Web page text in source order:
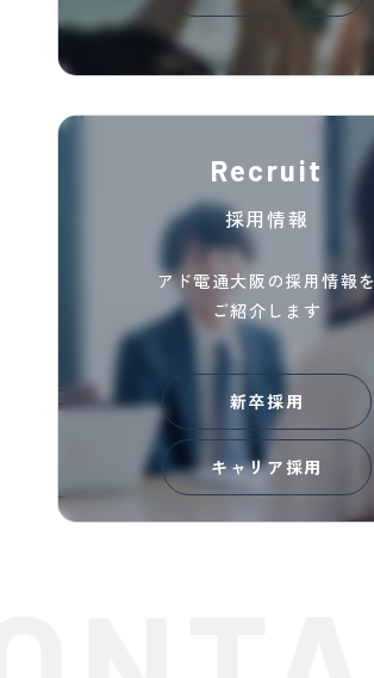
Recruit
採用情報
アド電通大阪の採用情報を
ご紹介します
新卒採用
キャリア採用